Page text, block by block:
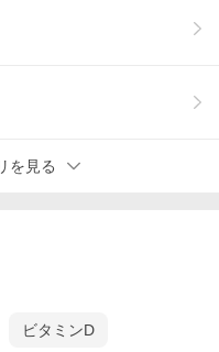
を見る
ビタミンD